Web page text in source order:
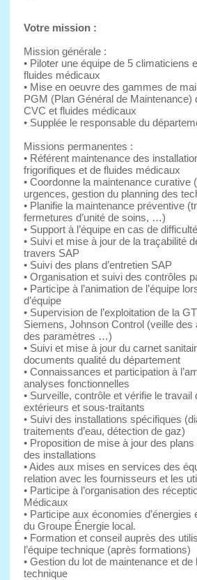
Votre mission :
Mission générale :
• Piloter une équipe de 5 climaticiens
fluides médicaux
• Mise en oeuvre des gammes de
PGM (Plan Général de Maintenance)
CVC et fluides médicaux
• Supplée le responsable du
Missions permanentes :
• Référent maintenance des
frigorifiques et de fluides médicaux
• Coordonne la maintenance curative
urgences, gestion du planning des
• Planifie la maintenance préventive
fermetures d’unité de soins, …)
• Support à l’équipe en cas de
• Suivi et mise à jour de la traçabilité
travers SAP
• Suivi des plans d’entretien SAP
• Organisation et suivi des contrôles
• Participe à l’animation de l’équipe
d’équipe
• Supervision de l’exploitation de la
Siemens, Johnson Control (veille des
des paramètres …)
• Suivi et mise à jour du carnet
documents qualité du département
• Connaissances et participation à
analyses fonctionnelles
• Surveille, contrôle et vérifie le travail
extérieurs et sous-traitants
• Suivi des installations spécifiques
traitements d’eau, détection de gaz)
• Proposition de mise à jour des
des installations
• Aides aux mises en services des
relation avec les fournisseurs et les
• Participe à l’organisation des
Médicaux
• Participe aux économies d’énergies
du Groupe Énergie local.
• Formation et conseil auprès des
l’équipe technique (après formations)
• Gestion du lot de maintenance et de
technique